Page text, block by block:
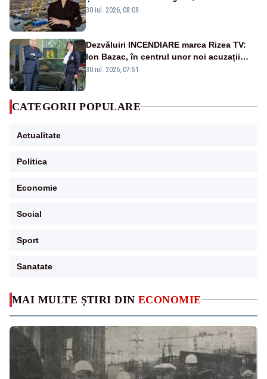
MAI MULTE ȘTIRI DIN ECONOMIE
scufundă apărarea României
30 iul. 2026, 08:09
Dezvăluiri INCENDIARE marca Rizea TV:
Ion Bazac, în centrul unor noi acuzații
publice
30 iul. 2026, 07:51
CATEGORII POPULARE
Actualitate
Politica
Economie
Social
Sport
Sanatate